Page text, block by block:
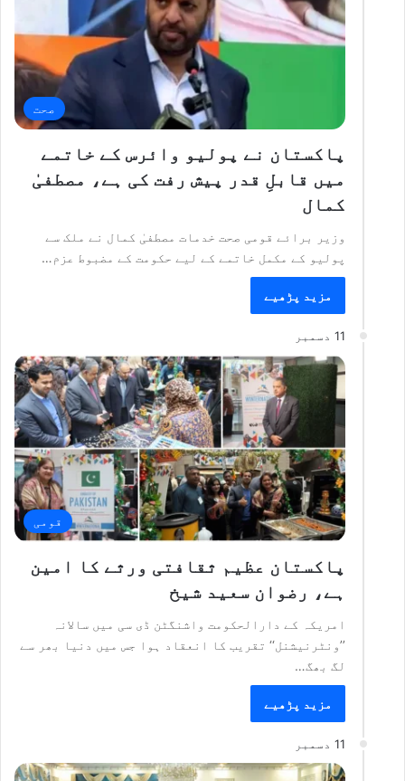
صحت
پاکستان نے پولیو وائرس کے خاتمے
میں قابلِ قدر پیش رفت کی ہے، مصطفیٰ
کمال
وزیر برائے قومی صحت خدمات مصطفیٰ کمال نے ملک سے
پولیو کے مکمل خاتمے کے لیے حکومت کے مضبوط عزم…
مزید پڑھیے
11 دسمبر
قومی
پاکستان عظیم ثقافتی ورثے کا امین
ہے، رضوان سعید شیخ
امریکہ کے دارالحکومت واشنگٹن ڈی سی میں سالانہ
’’ونٹرنیشنل‘‘ تقریب کا انعقاد ہوا جس میں دنیا بھر سے
لگ بھگ…
مزید پڑھیے
11 دسمبر